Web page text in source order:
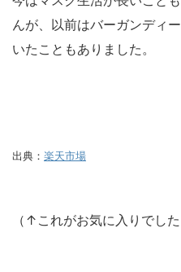
んが、以前はバーガンディ
いたこともありました。
出典： 楽天市場
（↑これがお気に入りでした